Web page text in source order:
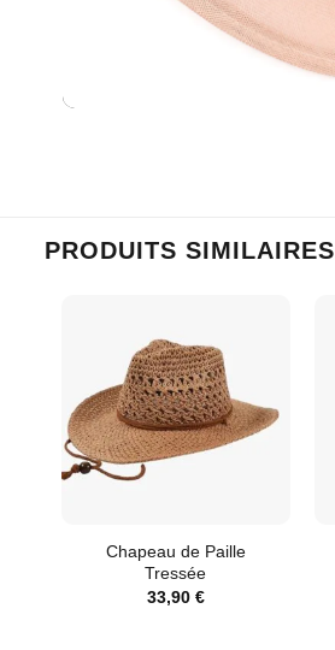
PRODUITS SIMILAIRES
Chapeau de Paille
Tressée
33,90 €